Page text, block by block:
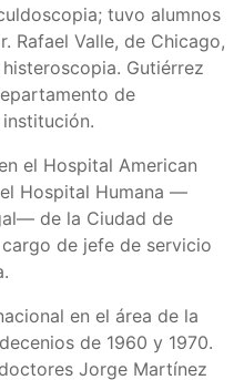
tuvo alumnos
Rafael Valle, de Chicago,
Gutiérrez
de
el Hospital American
Hospital Humana —
de la Ciudad de
de jefe de servicio
en el área de la
de 1960 y 1970.
Jorge Martínez